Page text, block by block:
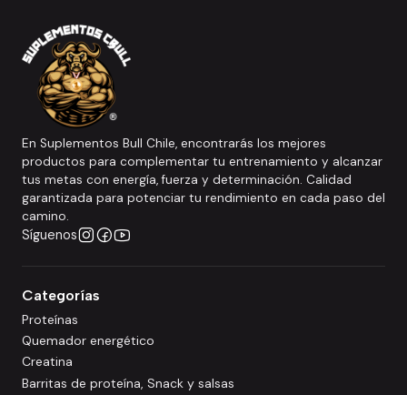
En Suplementos Bull Chile, encontrarás los mejores
productos para complementar tu entrenamiento y alcanzar
tus metas con energía, fuerza y determinación. Calidad
garantizada para potenciar tu rendimiento en cada paso del
camino.
Síguenos
Categorías
Proteínas
Quemador energético
Creatina
Barritas de proteína, Snack y salsas